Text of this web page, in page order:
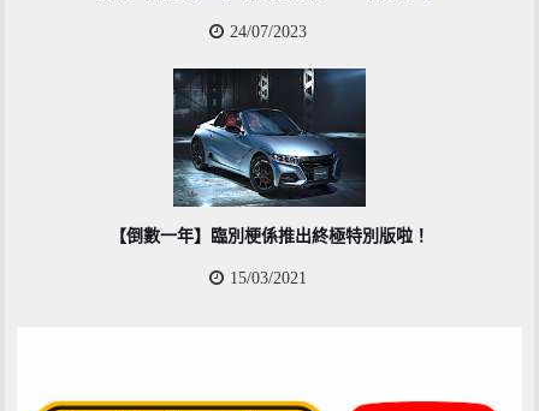
24/07/2023
【倒數一年】臨別梗係推出終極特別版啦！
15/03/2021